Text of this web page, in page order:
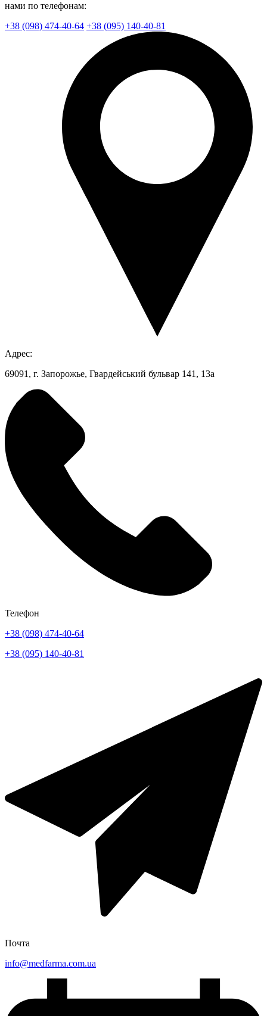
нами по телефонам:
+38 (098) 474-40-64 +38 (095) 140-40-81
Адрес:
69091, г. Запорожье, Гвардейський бульвар 141, 13а
Телефон
+38 (098) 474-40-64
+38 (095) 140-40-81
Почта
info@medfarma.com.ua